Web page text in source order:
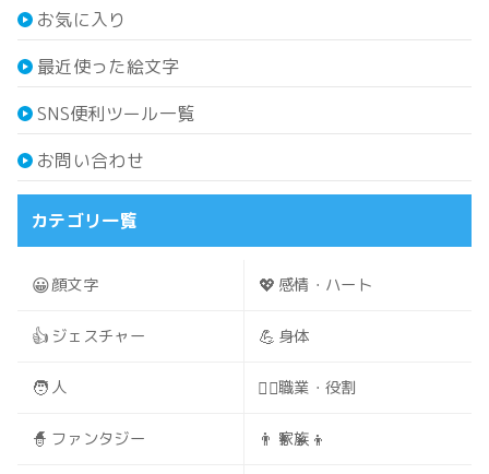
お気に入り
最近使った絵文字
SNS便利ツール一覧
お問い合わせ
カテゴリ一覧
😀顔文字 💖 感情・ハート
👍 ジェスチャー 💪 身体
🧑 人 🧑‍⚕️職業・役割
🧙 ファンタジー 👨‍👩‍👧‍👦
家族